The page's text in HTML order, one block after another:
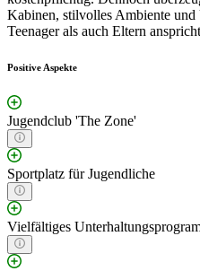
Kabinen, stilvolles Ambiente
Teenager als auch Eltern
Positive Aspekte
Jugendclub 'The Zone'
Sportplatz für Jugendliche
Vielfältiges